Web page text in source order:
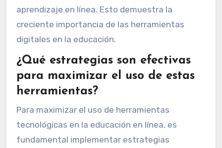
aprendizaje en línea. Esto demuestra la
creciente importancia de las herramientas
digitales en la educación.
¿Qué estrategias son efectivas
para maximizar el uso de estas
herramientas?
Para maximizar el uso de herramientas
tecnológicas en la educación en línea, es
fundamental implementar estrategias